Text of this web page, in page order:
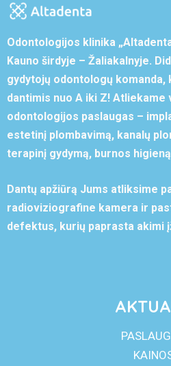
Odontologijos klinika
Kauno širdyje – Žaliakalnyje.
gydytojų odontologų komanda,
dantimis nuo A iki Z! Atliekame
odontologijos paslaugas –
estetinį plombavimą, kanalų
terapinį gydymą, burnos
Dantų apžiūrą Jums atliksime
radioviziografine kamera ir
defektus, kurių paprasta akimi